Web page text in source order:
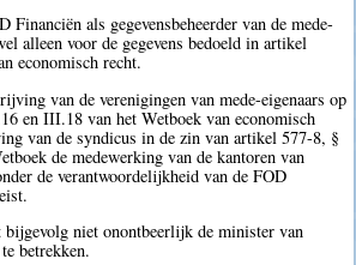
Financiën als gegevensbeheerder van de mede-
alleen voor de gegevens bedoeld in artikel
economisch recht.
van de verenigingen van mede-eigenaars op
en III.18 van het Wetboek van economisch
van de syndicus in de zin van artikel 577-8, §
de medewerking van de kantoren van
de verantwoordelijkheid van de FOD
niet onontbeerlijk de minister van
betrekken.